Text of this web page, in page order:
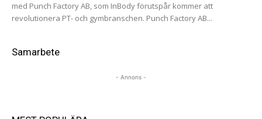
med Punch Factory AB, som InBody förutspår kommer att
revolutionera PT- och gymbranschen. Punch Factory AB...
Samarbete
- Annons -